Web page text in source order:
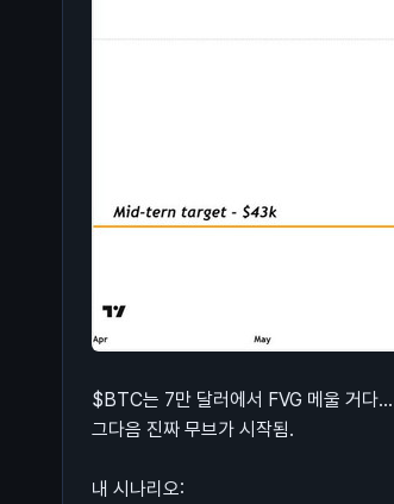
$BTC는 7만 달러에서 FVG 메울 거다...
그다음 진짜 무브가 시작됨.
내 시나리오: